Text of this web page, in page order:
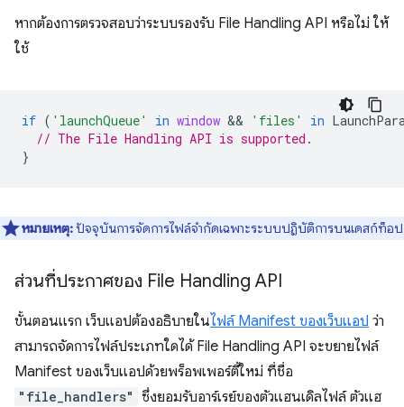
หากต้องการตรวจสอบว่าระบบรองรับ File Handling API หรือไม่ ให้
ใช้
if ( 'launchQueue' in window && 'files' in
// The File Handling API is supported.
}
หมายเหตุ: ปัจจุบันการจัดการไฟล์จำกัดเฉพาะระบบปฏิบัติการบนเดสก์ท็อป
ส่วนที่ประกาศของ File Handling API
ขั้นตอนแรก เว็บแอปต้องอธิบายในไฟล์ Manifest ของเว็บแอป ว่า
สามารถจัดการไฟล์ประเภทใดได้ File Handling API จะขยายไฟล์
Manifest ของเว็บแอปด้วยพร็อพเพอร์ตี้ใหม่ ที่ชื่อ
"file_handlers" ซึ่งยอมรับอาร์เรย์ของตัวแฮนเดิลไฟล์ ตัวแฮ